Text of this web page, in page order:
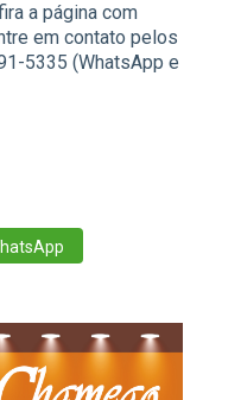
a página com
em contato pelos
5335 (WhatsApp e